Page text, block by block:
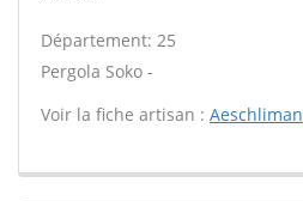
Département: 25
Pergola Soko -
Voir la fiche artisan : Aeschliman